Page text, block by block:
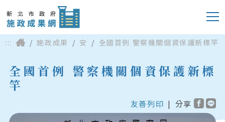
::: 施政成果 安 全國首例 警察機關個資保護新標竿
全國首例 警察機關個資保護新標
竿
友善列印 | 分享